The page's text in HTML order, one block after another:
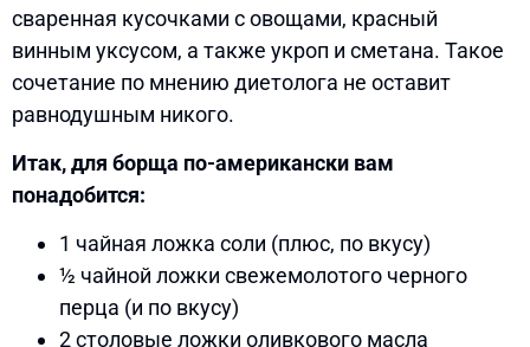
сваренная кусочками с овощами, красный
винным уксусом, а также укроп и сметана. Такое
сочетание по мнению диетолога не оставит
равнодушным никого.
Итак, для борща по-американски вам
понадобится:
1 чайная ложка соли (плюс, по вкусу)
½ чайной ложки свежемолотого черного
перца (и по вкусу)
2 столовые ложки оливкового масла